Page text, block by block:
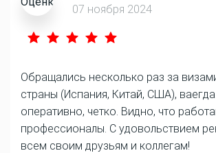
07 ноября 2024
Обращались несколько раз за
страны (Испания, Китай, США),
оперативно, четко. Видно, что
профессионалы. С удовольствием
всем своим друзьям и коллегам!